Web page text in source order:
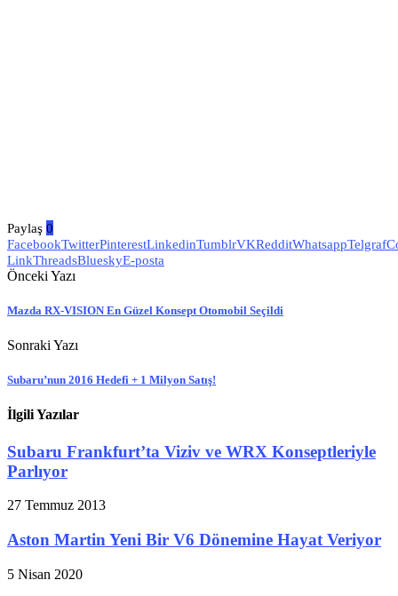
Paylaş 0
FacebookTwitterPinterestLinkedinTumblrVKRedditWhatsappTelgraf
LinkThreadsBlueskyE-posta
Önceki Yazı
Mazda RX-VISION En Güzel Konsept Otomobil Seçildi
Sonraki Yazı
Subaru’nun 2016 Hedefi + 1 Milyon Satış!
İlgili Yazılar
Subaru Frankfurt’ta Viziv ve WRX Konseptleriyle
Parlıyor
27 Temmuz 2013
Aston Martin Yeni Bir V6 Dönemine Hayat Veriyor
5 Nisan 2020